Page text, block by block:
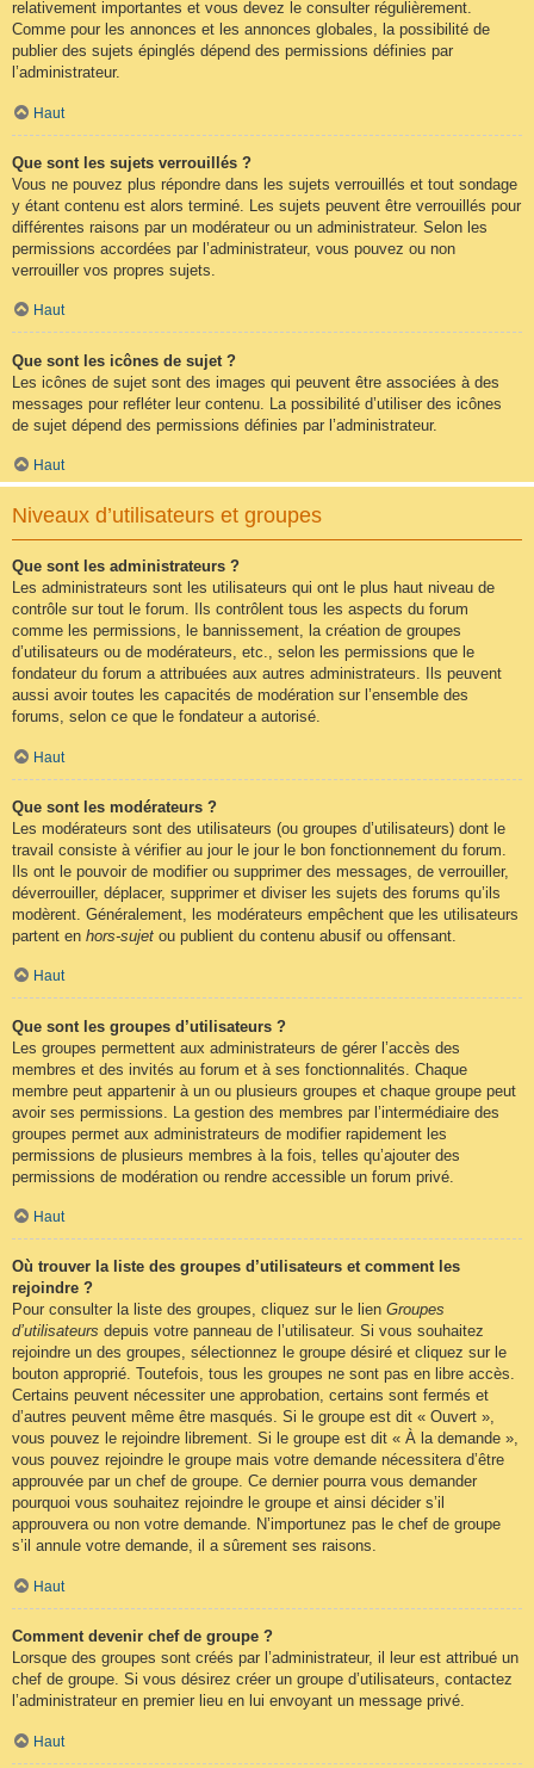
relativement importantes et vous devez le consulter régulièrement.
Comme pour les annonces et les annonces globales, la possibilité de
publier des sujets épinglés dépend des permissions définies par
l’administrateur.
Haut
Que sont les sujets verrouillés ?
Vous ne pouvez plus répondre dans les sujets verrouillés et tout sondage
y étant contenu est alors terminé. Les sujets peuvent être verrouillés pour
différentes raisons par un modérateur ou un administrateur. Selon les
permissions accordées par l’administrateur, vous pouvez ou non
verrouiller vos propres sujets.
Haut
Que sont les icônes de sujet ?
Les icônes de sujet sont des images qui peuvent être associées à des
messages pour refléter leur contenu. La possibilité d’utiliser des icônes
de sujet dépend des permissions définies par l’administrateur.
Haut
Niveaux d’utilisateurs et groupes
Que sont les administrateurs ?
Les administrateurs sont les utilisateurs qui ont le plus haut niveau de
contrôle sur tout le forum. Ils contrôlent tous les aspects du forum
comme les permissions, le bannissement, la création de groupes
d’utilisateurs ou de modérateurs, etc., selon les permissions que le
fondateur du forum a attribuées aux autres administrateurs. Ils peuvent
aussi avoir toutes les capacités de modération sur l’ensemble des
forums, selon ce que le fondateur a autorisé.
Haut
Que sont les modérateurs ?
Les modérateurs sont des utilisateurs (ou groupes d’utilisateurs) dont le
travail consiste à vérifier au jour le jour le bon fonctionnement du forum.
Ils ont le pouvoir de modifier ou supprimer des messages, de verrouiller,
déverrouiller, déplacer, supprimer et diviser les sujets des forums qu’ils
modèrent. Généralement, les modérateurs empêchent que les utilisateurs
partent en hors-sujet ou publient du contenu abusif ou offensant.
Haut
Que sont les groupes d’utilisateurs ?
Les groupes permettent aux administrateurs de gérer l’accès des
membres et des invités au forum et à ses fonctionnalités. Chaque
membre peut appartenir à un ou plusieurs groupes et chaque groupe peut
avoir ses permissions. La gestion des membres par l’intermédiaire des
groupes permet aux administrateurs de modifier rapidement les
permissions de plusieurs membres à la fois, telles qu’ajouter des
permissions de modération ou rendre accessible un forum privé.
Haut
Où trouver la liste des groupes d’utilisateurs et comment les
rejoindre ?
Pour consulter la liste des groupes, cliquez sur le lien Groupes
d’utilisateurs depuis votre panneau de l’utilisateur. Si vous souhaitez
rejoindre un des groupes, sélectionnez le groupe désiré et cliquez sur le
bouton approprié. Toutefois, tous les groupes ne sont pas en libre accès.
Certains peuvent nécessiter une approbation, certains sont fermés et
d’autres peuvent même être masqués. Si le groupe est dit « Ouvert »,
vous pouvez le rejoindre librement. Si le groupe est dit « À la demande »,
vous pouvez rejoindre le groupe mais votre demande nécessitera d’être
approuvée par un chef de groupe. Ce dernier pourra vous demander
pourquoi vous souhaitez rejoindre le groupe et ainsi décider s’il
approuvera ou non votre demande. N’importunez pas le chef de groupe
s’il annule votre demande, il a sûrement ses raisons.
Haut
Comment devenir chef de groupe ?
Lorsque des groupes sont créés par l’administrateur, il leur est attribué un
chef de groupe. Si vous désirez créer un groupe d’utilisateurs, contactez
l’administrateur en premier lieu en lui envoyant un message privé.
Haut